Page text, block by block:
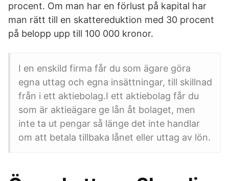
procent. Om man har en förlust på kapital har
man rätt till en skattereduktion med 30 procent
på belopp upp till 100 000 kronor.
I en enskild firma får du som ägare göra
egna uttag och egna insättningar, till skillnad
från i ett aktiebolag.I ett aktiebolag får du
som är aktieägare ge lån åt bolaget, men
inte ta ut pengar så länge det inte handlar
om att betala tillbaka lånet eller uttag av lön.